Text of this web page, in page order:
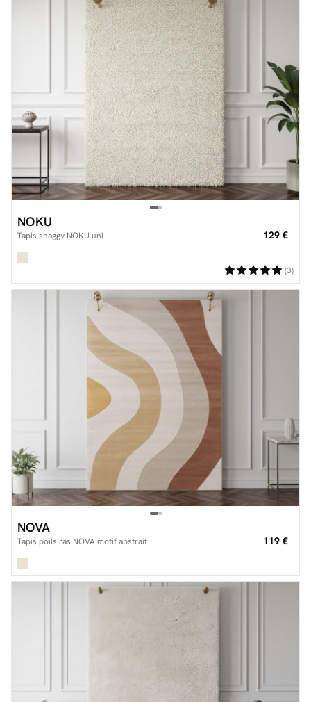
NOKU
Tapis shaggy NOKU uni 129 €
(3)
NOVA
Tapis poils ras NOVA motif abstrait 119 €